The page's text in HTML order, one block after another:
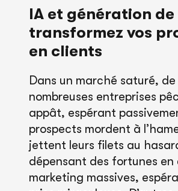
IA et génération de
transformez vos
en clients
Dans un marché saturé, de
nombreuses entreprises
appât, espérant
prospects mordent à
jettent leurs filets au
dépensant des fortunes en
marketing massives,